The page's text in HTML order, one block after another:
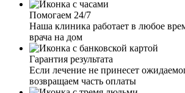
Помогаем 24/7
Наша клиника работает в любое
врача на дом
Гарантия результата
Если лечение не принесет
возвращаем часть оплаты